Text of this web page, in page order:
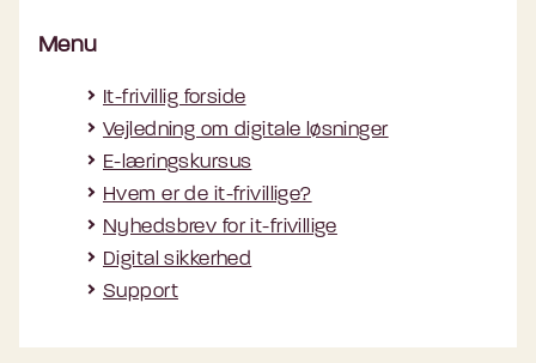
Menu
It-frivillig forside
Vejledning om digitale løsninger
E-læringskursus
Hvem er de it-frivillige?
Nyhedsbrev for it-frivillige
Digital sikkerhed
Support